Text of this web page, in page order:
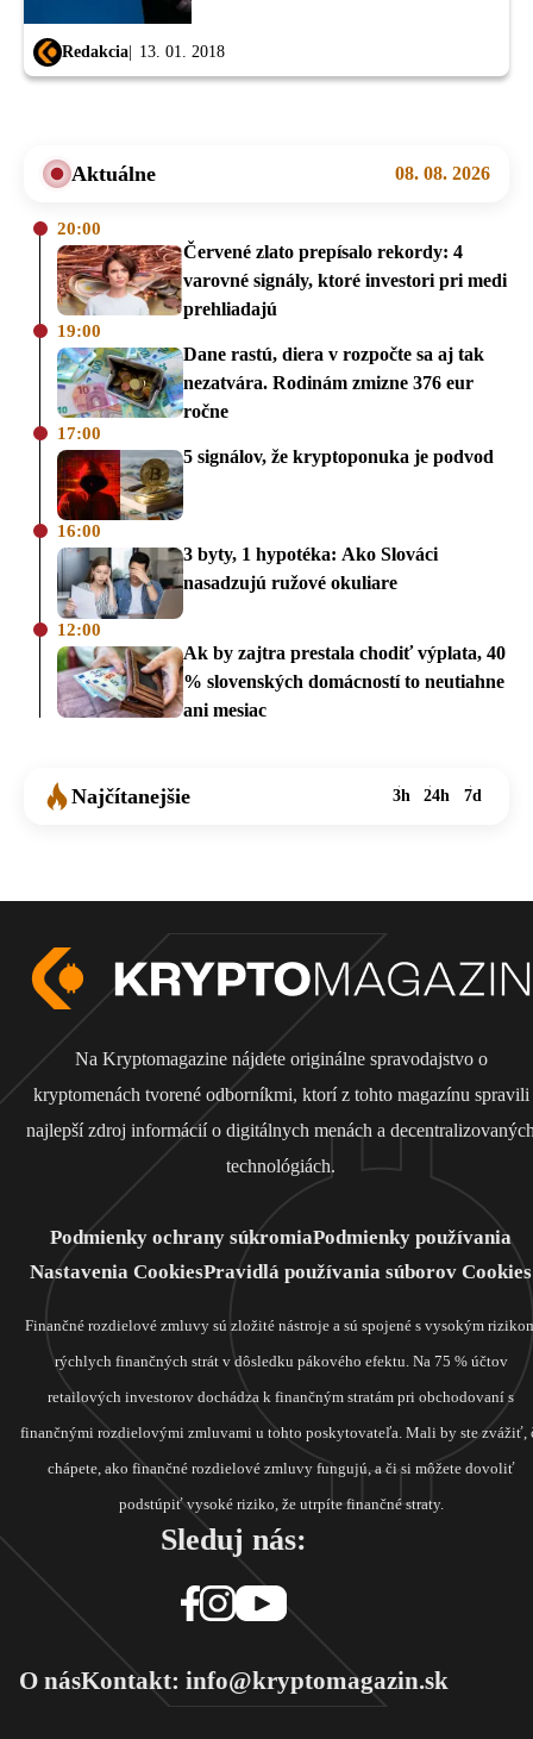
Redakcia 13. 01. 2018
Aktuálne 08. 08. 2026
20:00
Červené zlato prepísalo rekordy: 4
varovné signály, ktoré investori pri medi
prehliadajú
19:00
Dane rastú, diera v rozpočte sa aj tak
nezatvára. Rodinám zmizne 376 eur
ročne
17:00
5 signálov, že kryptoponuka je podvod
16:00
3 byty, 1 hypotéka: Ako Slováci
nasadzujú ružové okuliare
12:00
Ak by zajtra prestala chodiť výplata, 40
% slovenských domácností to neutiahne
ani mesiac
Najčítanejšie 3h 24h 7d
Na Kryptomagazine nájdete originálne spravodajstvo o
kryptomenách tvorené odborníkmi, ktorí z tohto magazínu spravili
najlepší zdroj informácií o digitálnych menách a
technológiách.
Podmienky ochrany súkromiaPodmienky používania
Nastavenia CookiesPravidlá používania súborov Cookies
Finančné rozdielové zmluvy sú zložité nástroje a sú spojené s vysokým
rýchlych finančných strát v dôsledku pákového efektu. Na 75 % účtov
retailových investorov dochádza k finančným stratám pri obchodovaní s
finančnými rozdielovými zmluvami u tohto poskytovateľa. Mali by ste zvážiť,
chápete, ako finančné rozdielové zmluvy fungujú, a či si môžete dovoliť
podstúpiť vysoké riziko, že utrpíte finančné straty.
Sleduj nás:
O násKontakt: info@kryptomagazin.sk